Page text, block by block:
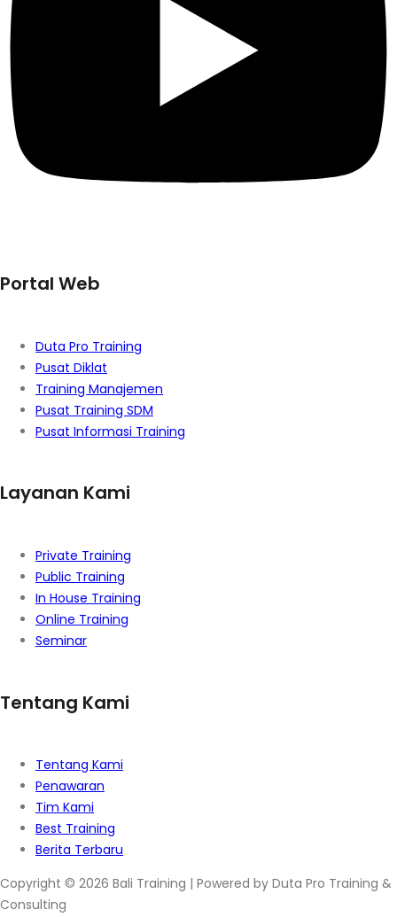
Portal Web
Duta Pro Training
Pusat Diklat
Training Manajemen
Pusat Training SDM
Pusat Informasi Training
Layanan Kami
Private Training
Public Training
In House Training
Online Training
Seminar
Tentang Kami
Tentang Kami
Penawaran
Tim Kami
Best Training
Berita Terbaru
Copyright © 2026 Bali Training | Powered by Duta Pro Training &
Consulting